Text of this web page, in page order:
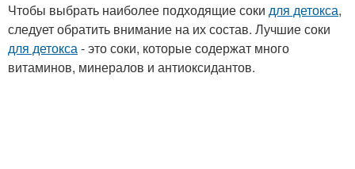
Чтобы выбрать наиболее подходящие соки для детокса,
следует обратить внимание на их состав. Лучшие соки
для детокса- это соки, которые содержат много
витаминов, минералов и антиоксидантов.